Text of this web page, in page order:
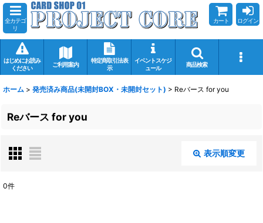
全カテゴ
リ
カート ログイン
はじめにお読み
ください
ご利用案内
特定商取引法表
示
イベントスケジ
ュール
商品検索
ホーム > 発売済み商品(未開封BOX・未開封セット) > Reバース for you
Reバース for you
表示順変更
0件